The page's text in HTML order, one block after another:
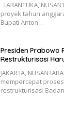
LARANTUKA,
proyek tahun
Bupati Anton…
Presiden Prabowo
Restrukturisasi
JAKARTA,
mempercepat
restrukturisasi